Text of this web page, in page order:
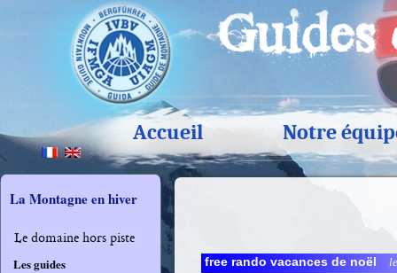
Accueil Notre
La Montagne en hiver
Le domaine hors piste
Les guides free rando vacances de noël